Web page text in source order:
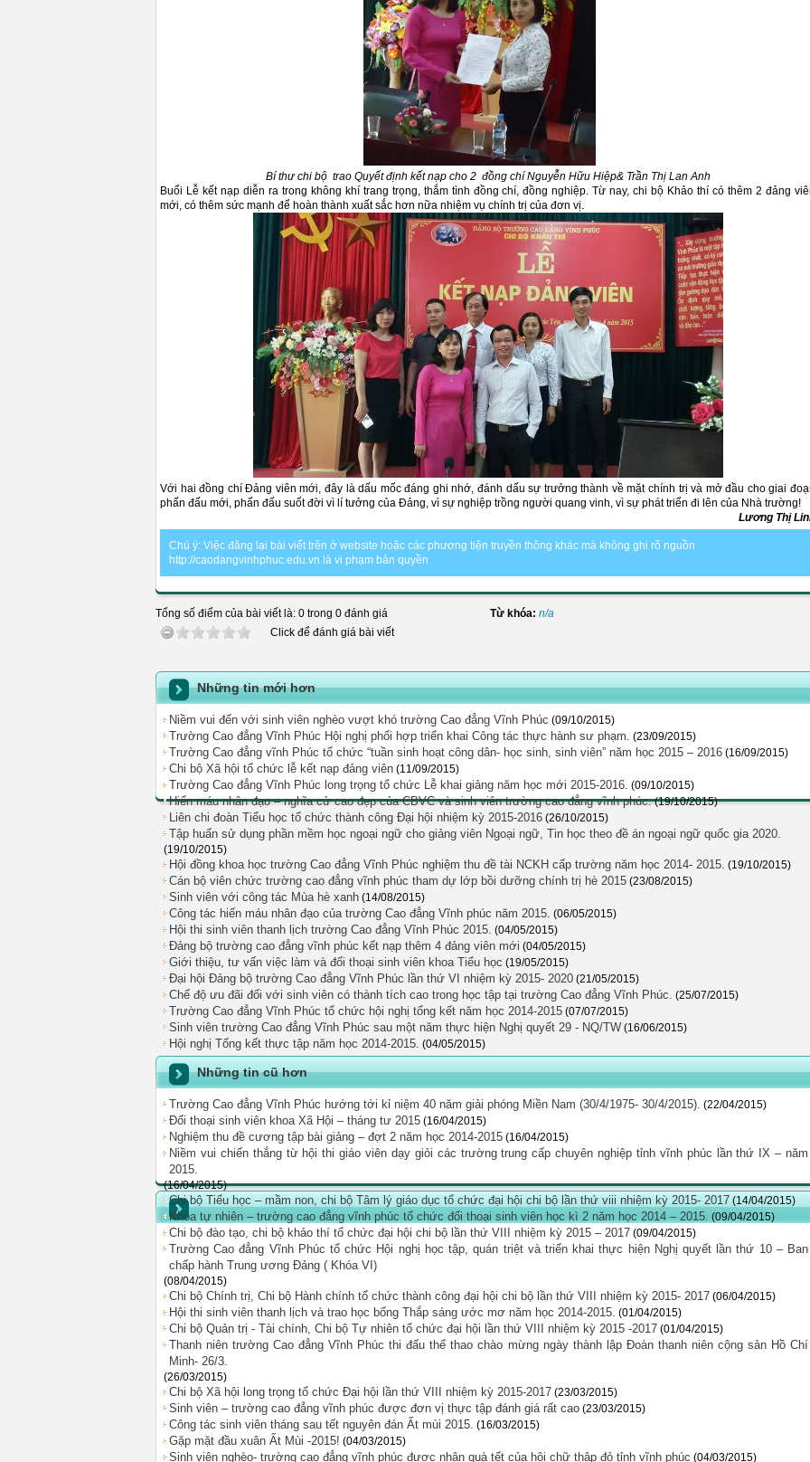
Bí thư chi bộ trao Quyết định kết nạp cho 2 đồng chí Nguyễn Hữu Hiệp& Trần Thị Lan Anh
Buổi Lễ kết nạp diễn ra trong không khí trang trọng, thắm tình đồng chí, đồng nghiệp. Từ nay, chi bộ Khảo thí có thêm 2 đảng
mới, có thêm sức mạnh để hoàn thành xuất sắc hơn nữa nhiệm vụ chính trị của đơn vị.
Với hai đồng chí Đảng viên mới, đây là dấu mốc đáng ghi nhớ, đánh dấu sự trưởng thành về mặt chính trị và mở đầu cho giai
phấn đấu mới, phấn đấu suốt đời vì lí tưởng của Đảng, vì sự nghiệp trồng người quang vinh, vì sự phát triển đi lên của Nhà trường!
Lương Thị
Chú ý: Việc đăng lại bài viết trên ở website hoặc các phương tiện truyền thông khác mà không ghi rõ nguồn
http://caodangvinhphuc.edu.vn là vi phạm bản quyền
Tổng số điểm của bài viết là: 0 trong 0 đánh giá
Click để đánh giá bài viết
Từ khóa: n/a
Những tin mới hơn
Niềm vui đến với sinh viên nghèo vượt khó trường Cao đẳng Vĩnh Phúc (09/10/2015)
Trường Cao đẳng Vĩnh Phúc Hội nghị phối hợp triển khai Công tác thực hành sư phạm. (23/09/2015)
Trường Cao đẳng vĩnh Phúc tổ chức “tuần sinh hoạt công dân- học sinh, sinh viên” năm học 2015 – 2016 (16/09/2015)
Chi bộ Xã hội tổ chức lễ kết nạp đảng viên (11/09/2015)
Trường Cao đẳng Vĩnh Phúc long trọng tổ chức Lễ khai giảng năm học mới 2015-2016. (09/10/2015)
Hiến máu nhân đạo – nghĩa cử cao đẹp của CBVC và sinh viên trường cao đẳng vĩnh phúc. (19/10/2015)
Liên chi đoàn Tiểu học tổ chức thành công Đại hội nhiệm kỳ 2015-2016 (26/10/2015)
Tập huấn sử dụng phần mềm học ngoại ngữ cho giảng viên Ngoại ngữ, Tin học theo đề án ngoại ngữ quốc gia 2020.
(19/10/2015)
Hội đồng khoa học trường Cao đẳng Vĩnh Phúc nghiệm thu đề tài NCKH cấp trường năm học 2014- 2015. (19/10/2015)
Cán bộ viên chức trường cao đẳng vĩnh phúc tham dự lớp bồi dưỡng chính trị hè 2015 (23/08/2015)
Sinh viên với công tác Mùa hè xanh (14/08/2015)
Công tác hiến máu nhân đạo của trường Cao đẳng Vĩnh phúc năm 2015. (06/05/2015)
Hội thi sinh viên thanh lịch trường Cao đẳng Vĩnh Phúc 2015. (04/05/2015)
Đảng bộ trường cao đẳng vĩnh phúc kết nạp thêm 4 đảng viên mới (04/05/2015)
Giới thiệu, tư vấn việc làm và đối thoại sinh viên khoa Tiểu học (19/05/2015)
Đại hội Đảng bộ trường Cao đẳng Vĩnh Phúc lần thứ VI nhiệm kỳ 2015- 2020 (21/05/2015)
Chế độ ưu đãi đối với sinh viên có thành tích cao trong học tập tại trường Cao đẳng Vĩnh Phúc. (25/07/2015)
Trường Cao đẳng Vĩnh Phúc tổ chức hội nghị tổng kết năm học 2014-2015 (07/07/2015)
Sinh viên trường Cao đẳng Vĩnh Phúc sau một năm thực hiện Nghị quyết 29 - NQ/TW (16/06/2015)
Hội nghị Tổng kết thực tập năm học 2014-2015. (04/05/2015)
Những tin cũ hơn
Trường Cao đẳng Vĩnh Phúc hướng tới kỉ niệm 40 năm giải phóng Miền Nam (30/4/1975- 30/4/2015). (22/04/2015)
Đối thoại sinh viên khoa Xã Hội – tháng tư 2015 (16/04/2015)
Nghiệm thu đề cương tập bài giảng – đợt 2 năm học 2014-2015 (16/04/2015)
Niềm vui chiến thắng từ hội thi giáo viên dạy giỏi các trường trung cấp chuyên nghiệp tỉnh vĩnh phúc lần thứ IX – năm
2015.
(16/04/2015)
Chi bộ Tiểu học – mầm non, chi bộ Tâm lý giáo dục tổ chức đại hội chi bộ lần thứ viii nhiệm kỳ 2015- 2017 (14/04/2015)
Khoa tự nhiên – trường cao đẳng vĩnh phúc tổ chức đối thoại sinh viên học kì 2 năm học 2014 – 2015. (09/04/2015)
Chi bộ đào tạo, chi bộ khảo thí tổ chức đại hội chi bộ lần thứ VIII nhiệm kỳ 2015 – 2017 (09/04/2015)
Trường Cao đẳng Vĩnh Phúc tổ chức Hội nghị học tập, quán triệt và triển khai thực hiện Nghị quyết lần thứ 10 – Ban
chấp hành Trung ương Đảng ( Khóa VI)
(08/04/2015)
Chi bộ Chính trị, Chi bộ Hành chính tổ chức thành công đại hội chi bộ lần thứ VIII nhiệm kỳ 2015- 2017 (06/04/2015)
Hội thi sinh viên thanh lịch và trao học bổng Thắp sáng ước mơ năm học 2014-2015. (01/04/2015)
Chi bộ Quản trị - Tài chính, Chi bộ Tự nhiên tổ chức đại hội lần thứ VIII nhiệm kỳ 2015 -2017 (01/04/2015)
Thanh niên trường Cao đẳng Vĩnh Phúc thi đấu thể thao chào mừng ngày thành lập Đoàn thanh niên cộng sản Hồ Chí
Minh- 26/3.
(26/03/2015)
Chi bộ Xã hội long trọng tổ chức Đại hội lần thứ VIII nhiệm kỳ 2015-2017 (23/03/2015)
Sinh viên – trường cao đẳng vĩnh phúc được đơn vị thực tập đánh giá rất cao (23/03/2015)
Công tác sinh viên tháng sau tết nguyên đán Ất mùi 2015. (16/03/2015)
Gặp mặt đầu xuân Ất Mùi -2015! (04/03/2015)
Sinh viên nghèo- trường cao đẳng vĩnh phúc được nhận quà tết của hội chữ thập đỏ tỉnh vĩnh phúc (04/03/2015)